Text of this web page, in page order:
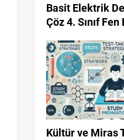
Basit Elektrik
Çöz 4. Sınıf
Kültür ve Miras